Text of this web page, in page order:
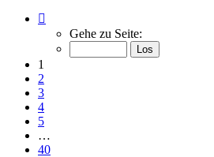
von
Gehe zu Seite:
1
2
3
4
5
…
40